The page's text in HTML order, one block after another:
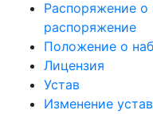
Распоряжение о
распоряжение
Положение о
Лицензия
Устав
Изменение